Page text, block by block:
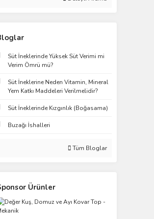
Süt İneklerinde Yüksek Süt Verimi mi
Verim Ömrü mü?
Süt İneklerine Neden Vitamin, Mineral
Yem Katkı Maddeleri Verilmelidir?
Süt İneklerinde Kızgınlık (Boğasama)
Buzağı İshalleri
Tüm Bloglar
Ürünler